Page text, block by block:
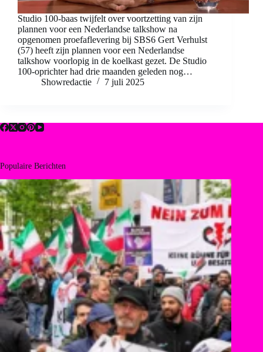
Studio 100-baas twijfelt over voortzetting van zijn
plannen voor een Nederlandse talkshow na
opgenomen proefaflevering bij SBS6 Gert Verhulst
(57) heeft zijn plannen voor een Nederlandse
talkshow voorlopig in de koelkast gezet. De Studio
100-oprichter had drie maanden geleden nog…
Showredactie
7 juli 2025
Populaire Berichten